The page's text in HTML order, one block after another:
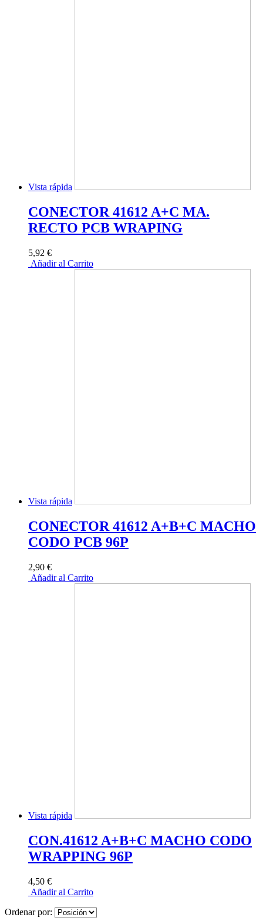
Vista rápida
CONECTOR 41612 A+C MA.
RECTO PCB WRAPING
5,92 €
Añadir al Carrito
Vista rápida
CONECTOR 41612 A+B+C MACHO
CODO PCB 96P
2,90 €
Añadir al Carrito
Vista rápida
CON.41612 A+B+C MACHO CODO
WRAPPING 96P
4,50 €
Añadir al Carrito
Ordenar por: